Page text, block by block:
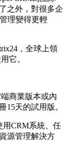
之外，對很多企
理變得更輕
，全球上領
它。
商業版本或內
15天的試用版。
用CRM系統、任
源管理解決方